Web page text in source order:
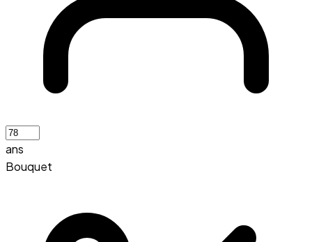
ans
Bouquet